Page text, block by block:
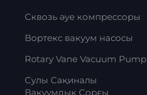
Сквозь әуе компрессоры
Вортекс вакуум насосы
Rotary Vane Vacuum Pump
Сулы Сақиналы
Вакуумдық Сорғы